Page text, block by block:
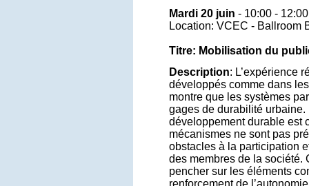
Mardi 20 juin - 10:00 - 12:00
Location: VCEC - Ballroom
Titre: Mobilisation du
Description: L’expérience
développés comme dans
montre que les systèmes
gages de durabilité
développement durable est
mécanismes ne sont pas
obstacles à la participation
des membres de la société.
pencher sur les éléments
renforcement de